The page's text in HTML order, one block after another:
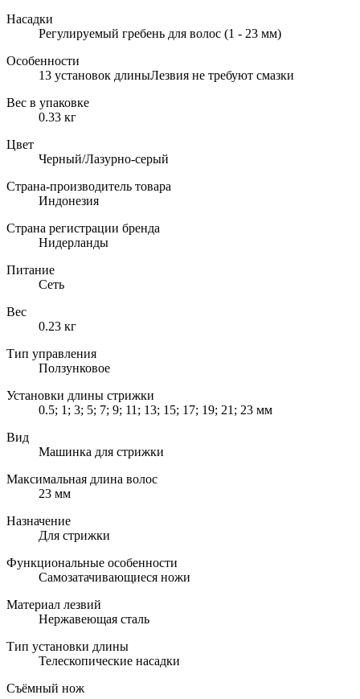
Насадки
Регулируемый гребень для волос (1 - 23 мм)
Особенности
13 установок длиныЛезвия не требуют смазки
Вес в упаковке
0.33 кг
Цвет
Черный/Лазурно-серый
Страна-производитель товара
Индонезия
Страна регистрации бренда
Нидерланды
Питание
Сеть
Вес
0.23 кг
Тип управления
Ползунковое
Установки длины стрижки
0.5; 1; 3; 5; 7; 9; 11; 13; 15; 17; 19; 21; 23 мм
Вид
Машинка для стрижки
Максимальная длина волос
23 мм
Назначение
Для стрижки
Функциональные особенности
Самозатачивающиеся ножи
Материал лезвий
Нержавеющая сталь
Тип установки длины
Телескопические насадки
Съёмный нож